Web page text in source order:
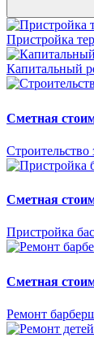
Пристройка
Капитальный
Сметная
Строительство
Сметная
Пристройка
Сметная
Ремонт